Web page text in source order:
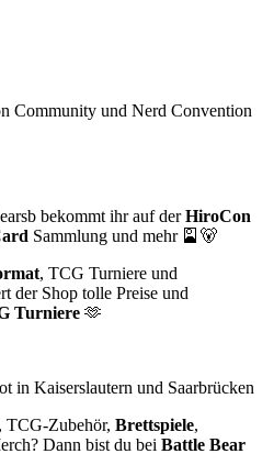
bekommt ihr auf derHiroCon
Sammlung und mehr 🎴🐻
, TCG Turniere und
der Shop tolle Preise und
Turniere 🫶
in Kaiserslautern und Saarbrücken
, TCG-Zubehör, Brettspiele,
Dann bist du bei Battle Bear